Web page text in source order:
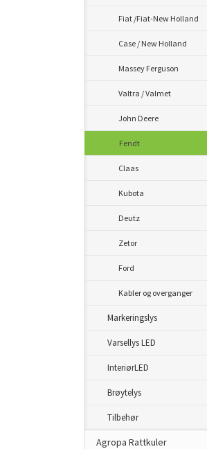
Fiat /Fiat-New Holland
Case / New Holland
Massey Ferguson
Valtra / Valmet
John Deere
Fendt
Claas
Kubota
Deutz
Zetor
Ford
Kabler og overganger
Markeringslys
Varsellys LED
InteriørLED
Brøytelys
Tilbehør
Agropa Rattkuler